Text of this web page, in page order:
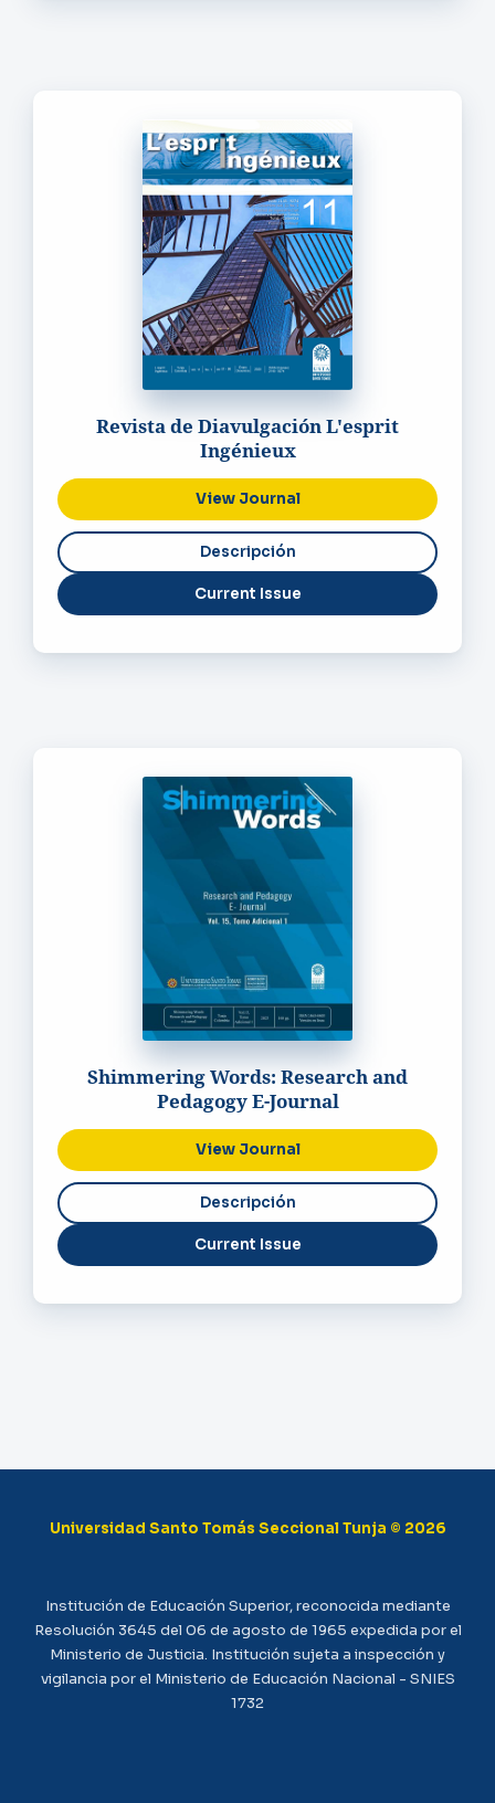
Revista de Diavulgación L'esprit
Ingénieux
View Journal
Current Issue
Shimmering Words: Research and
Pedagogy E-Journal
View Journal
Current Issue
Universidad Santo Tomás Seccional Tunja © 2026
Institución de Educación Superior, reconocida mediante
Resolución 3645 del 06 de agosto de 1965 expedida por el
Ministerio de Justicia. Institución sujeta a inspección y
vigilancia por el Ministerio de Educación Nacional - SNIES
1732